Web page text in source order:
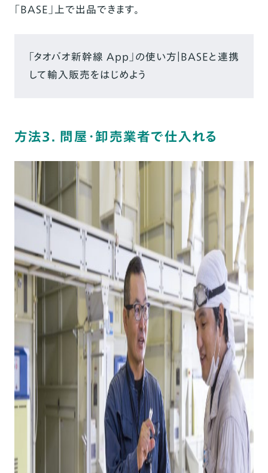
「BASE」上で出品できます。
「タオバオ新幹線 App」の使い方｜BASEと連携
して輸入販売をはじめよう
方法3. 問屋・卸売業者で仕入れる